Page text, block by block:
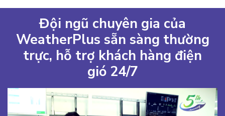
Đội ngũ chuyên gia của
WeatherPlus sẵn sàng thường
trực, hỗ trợ khách hàng điện
gió 24/7